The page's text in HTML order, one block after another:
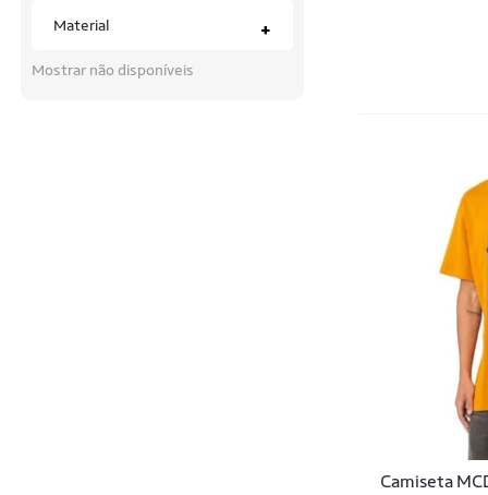
Material +
Mostrar não disponíveis
Camiseta